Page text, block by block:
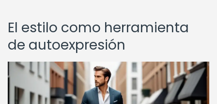
El estilo como herramienta
de autoexpresión